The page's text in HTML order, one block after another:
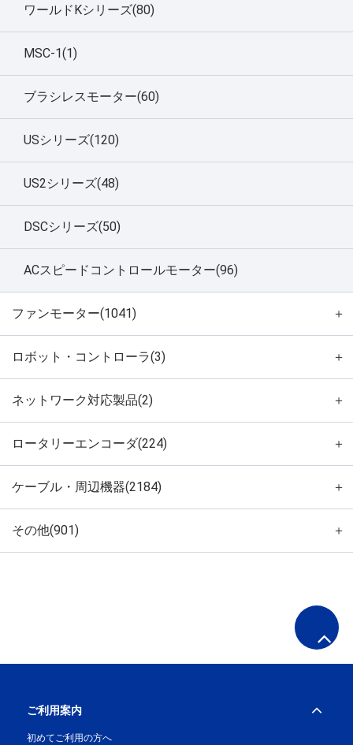
ワールドKシリーズ(80)
MSC-1(1)
ブラシレスモーター(60)
USシリーズ(120)
US2シリーズ(48)
DSCシリーズ(50)
ACスピードコントロールモーター(96)
ファンモーター(1041) ＋
ロボット・コントローラ(3) ＋
ネットワーク対応製品(2) ＋
ロータリーエンコーダ(224) ＋
ケーブル・周辺機器(2184) ＋
その他(901) ＋
ご利用案内
初めてご利用の方へ